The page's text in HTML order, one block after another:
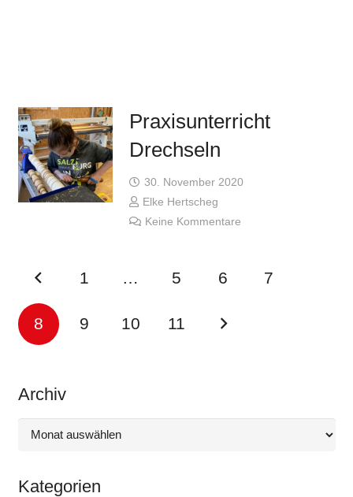
Praxisunterricht
Drechseln
30. November 2020
Elke Hertscheg
Keine Kommentare
1 … 5 6 7
8 9 10 11
Archiv
Archiv
Kategorien